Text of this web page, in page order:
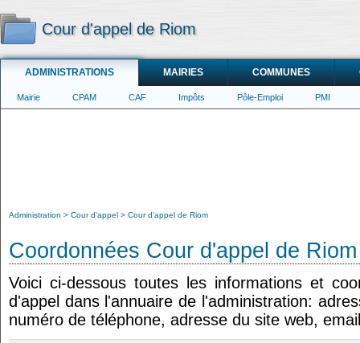
Cour d'appel de Riom
ADMINISTRATIONS MAIRIES COMMUNES
Mairie CPAM CAF Impôts Pôle-Emploi PMI
Administration Cour d'appel Cour d'appel de Riom
Coordonnées Cour d'appel de Riom
Voici ci-dessous toutes les informations et
d'appel dans l'annuaire de l'administration:
numéro de téléphone, adresse du site web,